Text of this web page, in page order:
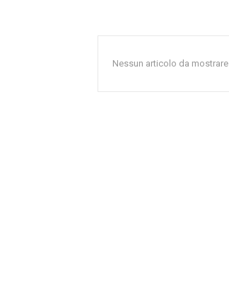
Nessun articolo da mostrare